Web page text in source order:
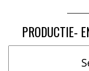
PRODUCTIE-